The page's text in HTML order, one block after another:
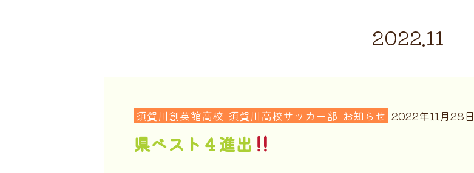
2022.11
須賀川創英館高校 須賀川高校サッカー部 お知らせ 2022年11月28日
県ベスト４進出